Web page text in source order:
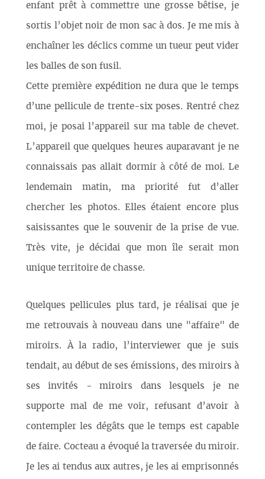
enfant prêt à commettre une grosse bêtise, je
sortis l’objet noir de mon sac à dos. Je me mis à
enchaîner les déclics comme un tueur peut vider
les balles de son fusil.
Cette première expédition ne dura que le temps
d’une pellicule de trente-six poses. Rentré chez
moi, je posai l’appareil sur ma table de chevet.
L’appareil que quelques heures auparavant je ne
connaissais pas allait dormir à côté de moi. Le
lendemain matin, ma priorité fut d’aller
chercher les photos. Elles étaient encore plus
saisissantes que le souvenir de la prise de vue.
Très vite, je décidai que mon île serait mon
unique territoire de chasse.
Quelques pellicules plus tard, je réalisai que je
me retrouvais à nouveau dans une "affaire" de
miroirs. À la radio, l’interviewer que je suis
tendait, au début de ses émissions, des miroirs à
ses invités - miroirs dans lesquels je ne
supporte mal de me voir, refusant d’avoir à
contempler les dégâts que le temps est capable
de faire. Cocteau a évoqué la traversée du miroir.
Je les ai tendus aux autres, je les ai emprisonnés